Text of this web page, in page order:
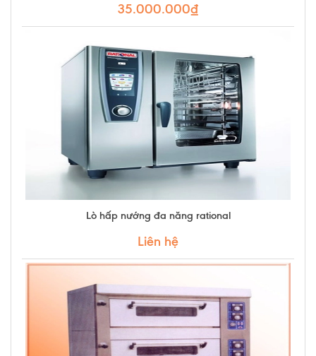
35.000.000₫
Lò hấp nướng đa năng rational
Liên hệ